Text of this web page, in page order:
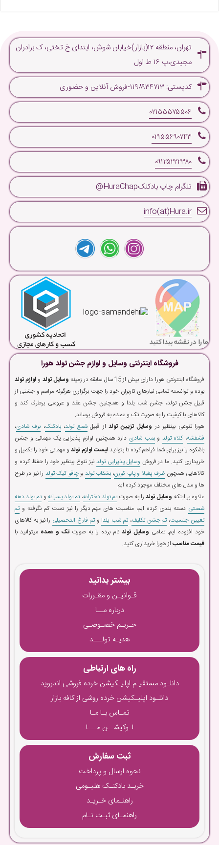
تهران، منطقه ۱۲(بازار)خیابان شوش، ابتدای خ تختی، ک برادران
مجیدی،پ ۱۶ ط اول
کدپستی: ۱۱۹۸۹۳۴۷۱۳-فروش آنلاین و حضوری
۰۲۱۵۵۵۷۵۵۰۶
۰۲۱۵۵۶۹۰۷۴۳
۰۹۱۲۵۲۲۲۳۸۰
تلگرام چاپ بادکنکHuraChap@
info(at)Hura.ir
فروشگاه اینترنتی وسایل و لوازم جشن تولد هورا
فروشگاه اینترنتی هورا دارای بیش از 15 سال سابقه در زمینه وسایل تولد و لوازم تولد
بوده و توانسته تمامی نیازهای کاربران خود را جهت برگزاری هرگونه مراسم و جشنی از
قبیل جشن تولد، جشن شب یلدا و همچنین جشن عقد و عروسی برطرف کند و
کالاهای با کیفیت را به صورت تک و عمده به فروش برساند.
هورا تنوعی بینظیر در وسایل تزیین تولداز قبیلشمع تولد،بادکنک، برف شادی،
فشفشه،کلاه تولد وبمب شادی دارد همچنین لوازم پذیرایی یک مهمانی و جشن
باشکوه را نیز برای شما فراهم کرده تا بتوانیدلیست لوازم تولد و مهمانی خود را تکمیل و
خریداری کنید. ما در فروش وسایل پذیرایی تولد نیز تنوع بینظیر خود را حفظ کرده و
کالاهایی همچون ظرف پفیلا و پاپ کورن،بشقاب تولد وچاقو کیک تولد را نیز در طرح
ها و مدل های مختلف موجود کرده ایم.
علاوه بر اینکه وسایل تولدرا به صورتتم تولد دخترانه،تم تولد پسرانه وتم تولد دهه
شصتی دسته بندی کرده ایم، مناسبت های مهم دیگر را نیز دست کم نگرفته وتم
تعیین جنسیت،تم جشن تکلیف،تم شب یلدا وتم فارغ التحصیلی را نیز به کالاهای
خود افزوده ایم. تمامی وسایل تولد نام برده را به صورت تک و عمده میتوانید با
قیمت مناسب از هورا خریداری کنید.
بیشتر بدانید
قـوانیـن و مقـررات
درباره مــا
حـریـم خصـوصـی
هدیـه تولـــد
راه های ارتباطی
دانلـود مستقیـم اپلیـکیشن خرده فروشی اندروید
دانلـود اپلیـکیشن خرده روشی از کافه بازار
تمـاس بـا مـا
لـوکیشــن مـــا
ثبت سفارش
نحوه ارسال و پرداخت
خریـد بادکنـک هلیـومی
راهنـمای خـریـد
راهنمـای ثبـت نـام